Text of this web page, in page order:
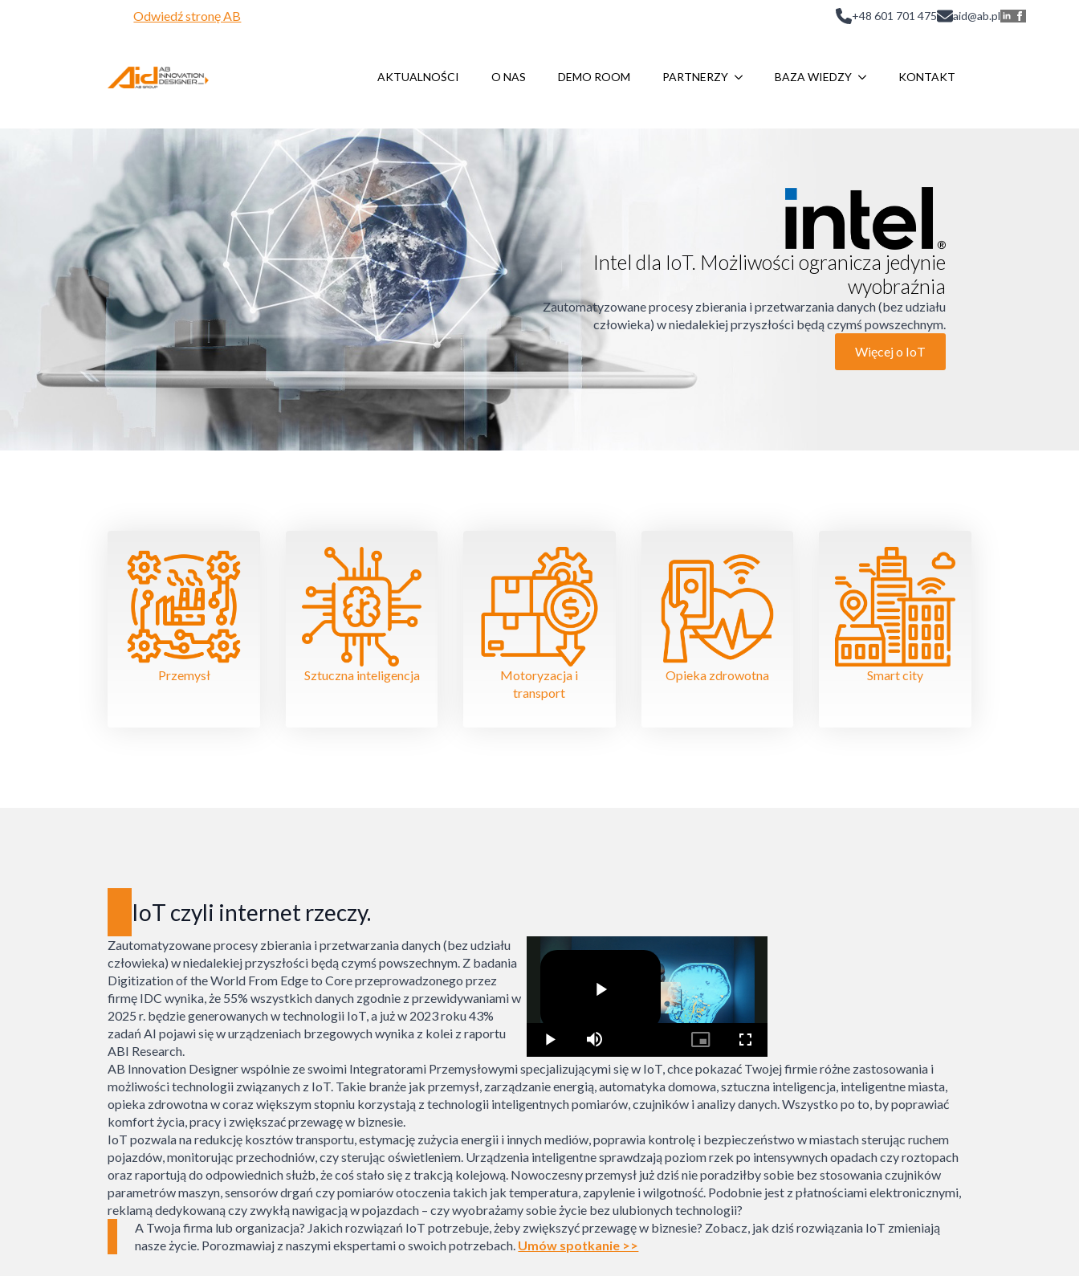
Odwiedź stronę AB +48 601 701 475 aid@ab.pl
AKTUALNOŚCI O NAS DEMO ROOM PARTNERZY BAZA WIEDZY KONTAKT
Intel dla IoT. Możliwości ogranicza jedynie
wyobraźnia
Zautomatyzowane procesy zbierania i przetwarzania danych (bez udziału
człowieka) w niedalekiej przyszłości będą czymś powszechnym.
Więcej o IoT
Przemysł Sztuczna inteligencja
Motoryzacja i
transport
Opieka zdrowotna Smart city
IoT czyli internet rzeczy.
Zautomatyzowane procesy zbierania i przetwarzania danych (bez udziału
człowieka) w niedalekiej przyszłości będą czymś powszechnym. Z badania
Digitization of the World From Edge to Core przeprowadzonego przez
firmę IDC wynika, że 55% wszystkich danych zgodnie z przewidywaniami w
2025 r. będzie generowanych w technologii IoT, a już w 2023 roku 43%
zadań AI pojawi się w urządzeniach brzegowych wynika z kolei z raportu
ABI Research.
AB Innovation Designer wspólnie ze swoimi Integratorami Przemysłowymi specjalizującymi się w IoT, chce pokazać Twojej firmie różne zastosowania i
możliwości technologii związanych z IoT. Takie branże jak przemysł, zarządzanie energią, automatyka domowa, sztuczna inteligencja, inteligentne miasta,
opieka zdrowotna w coraz większym stopniu korzystają z technologii inteligentnych pomiarów, czujników i analizy danych. Wszystko po to, by poprawiać
komfort życia, pracy i zwiększać przewagę w biznesie.
IoT pozwala na redukcję kosztów transportu, estymację zużycia energii i innych mediów, poprawia kontrolę i bezpieczeństwo w miastach sterując ruchem
pojazdów, monitorując przechodniów, czy sterując oświetleniem. Urządzenia inteligentne sprawdzają poziom rzek po intensywnych opadach czy roztopach
oraz raportują do odpowiednich służb, że coś stało się z trakcją kolejową. Nowoczesny przemysł już dziś nie poradziłby sobie bez stosowania czujników
parametrów maszyn, sensorów drgań czy pomiarów otoczenia takich jak temperatura, zapylenie i wilgotność. Podobnie jest z płatnościami elektronicznymi,
reklamą dedykowaną czy zwykłą nawigacją w pojazdach – czy wyobrażamy sobie życie bez ulubionych technologii?
A Twoja firma lub organizacja? Jakich rozwiązań IoT potrzebuje, żeby zwiększyć przewagę w biznesie? Zobacz, jak dziś rozwiązania IoT zmieniają
nasze życie. Porozmawiaj z naszymi ekspertami o swoich potrzebach. Umów spotkanie >>